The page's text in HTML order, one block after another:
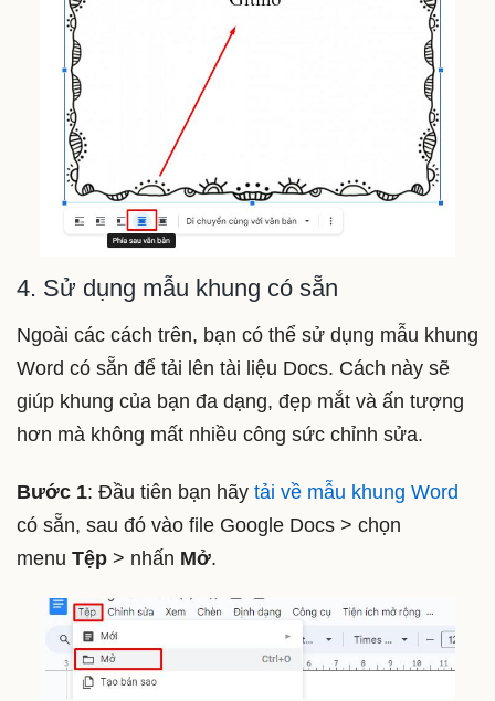
4. Sử dụng mẫu khung có sẵn
Ngoài các cách trên, bạn có thể sử dụng mẫu khung
Word có sẵn để tải lên tài liệu Docs. Cách này sẽ
giúp khung của bạn đa dạng, đẹp mắt và ấn tượng
hơn mà không mất nhiều công sức chỉnh sửa.
Bước 1: Đầu tiên bạn hãy tải về mẫu khung Word
có sẵn, sau đó vào file Google Docs > chọn
menu Tệp > nhấn Mở.